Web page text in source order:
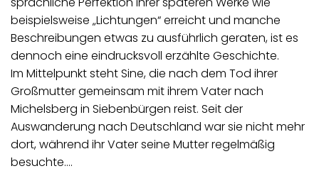
beispielsweise „Lichtungen“ erreicht und manche
Beschreibungen etwas zu ausführlich geraten, ist es
dennoch eine eindrucksvoll erzählte Geschichte.
Im Mittelpunkt steht Sine, die nach dem Tod ihrer
Großmutter gemeinsam mit ihrem Vater nach
Michelsberg in Siebenbürgen reist. Seit der
Auswanderung nach Deutschland war sie nicht mehr
dort, während ihr Vater seine Mutter regelmäßig
besuchte.…